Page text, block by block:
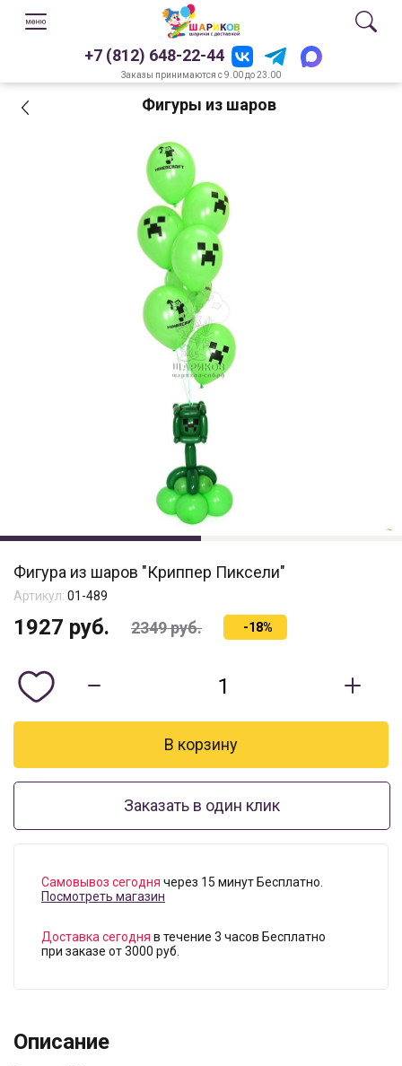
+7 (812) 648-22-44
Заказы принимаются с 9.00 до 23.00
Фигуры из шаров
Фигура из шаров "Криппер Пиксели"
Артикул: 01-489
1927 руб. 2349руб. -18%
Заказать в один клик
Самовывоз сегодня через 15 минут Бесплатно.
Посмотреть магазин
Доставка сегодня в течение 3 часов Бесплатно
при заказе от 3000 руб.
Описание